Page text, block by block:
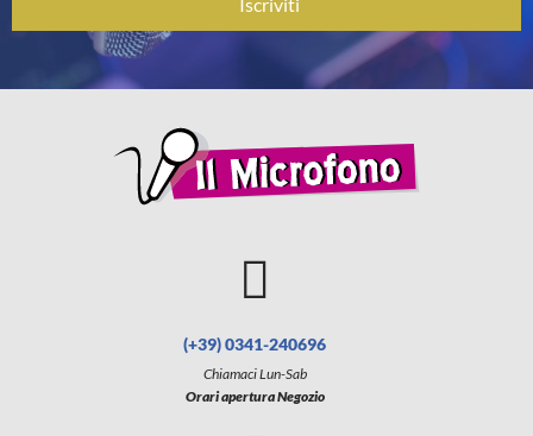
(+39) 0341-240696
Chiamaci Lun-Sab
Orari apertura Negozio